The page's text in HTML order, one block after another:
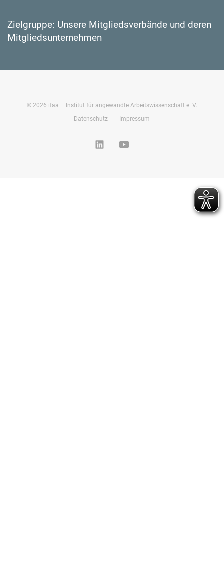
Zielgruppe: Unsere Mitgliedsverbände und deren
Mitgliedsunternehmen
© 2026 ifaa – Institut für angewandte Arbeitswissenschaft e. V.
Datenschutz
Impressum